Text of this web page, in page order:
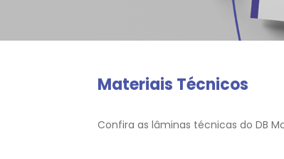
Materiais Técnicos
Confira as lâminas técnicas do DB